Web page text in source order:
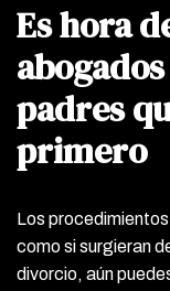
Es hora
padres
primero
Los
como si surgieran
divorcio, aún